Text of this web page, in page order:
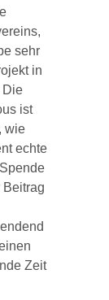
sehr
in
Die
ist
wie
echte
Beitrag
Zeit